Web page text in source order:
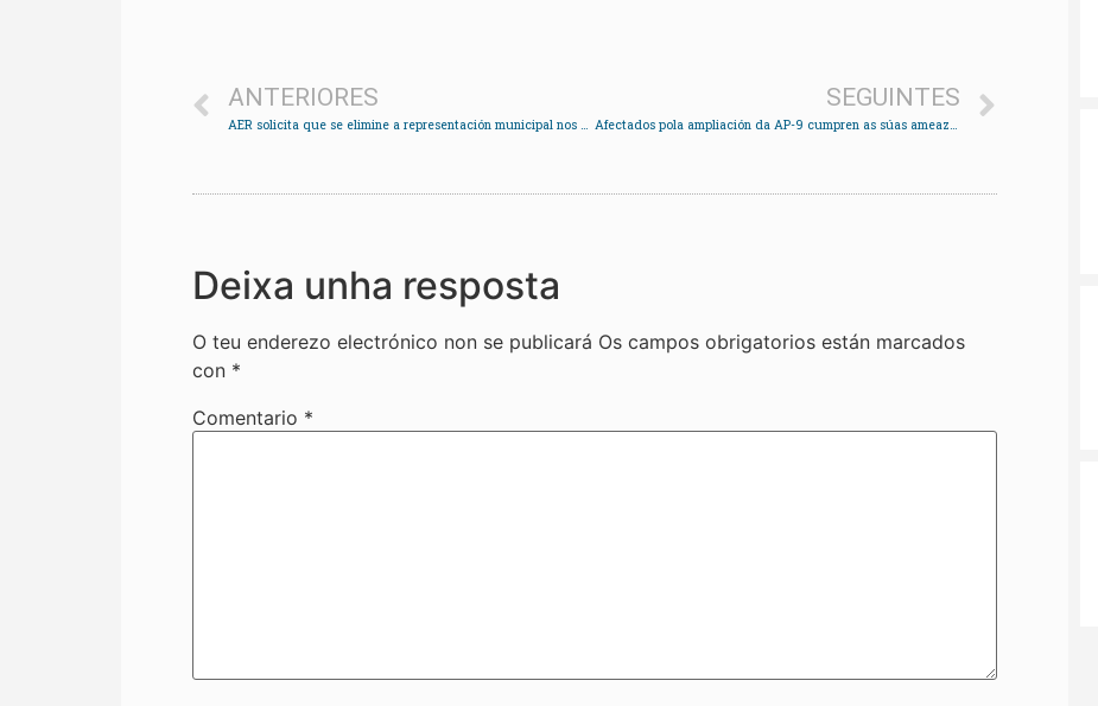
ANTERIORES
AER solicita que se elimine a representación municipal nos actos relixiosos
SEGUINTES
Afectados pola ampliación da AP-9 cumpren as súas ameazas e paralizan as obras
Deixa unha resposta
O teu enderezo electrónico non se publicará Os campos obrigatorios están marcados
con *
Comentario *